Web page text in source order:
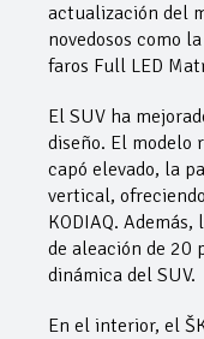
actualización del
novedosos como
faros Full LED
El SUV ha
diseño. El modelo
capó elevado, la
vertical,
KODIAQ.
de aleación de 20
dinámica del SUV.
En el interior, el